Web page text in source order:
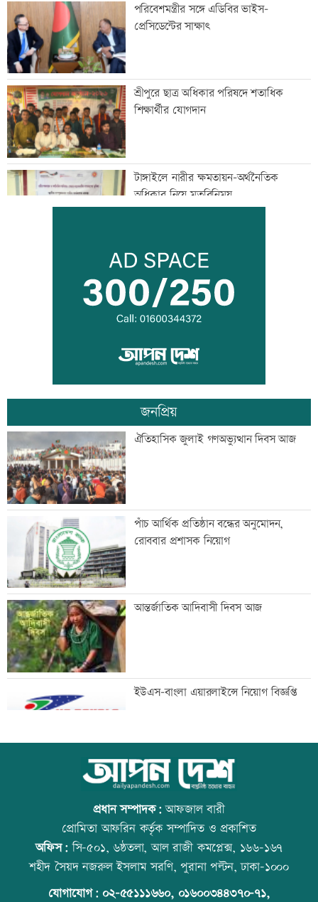
পরিবেশমন্ত্রীর সঙ্গে এডিবির ভাইস-
প্রেসিডেন্টের সাক্ষাৎ
শ্রীপুরে ছাত্র অধিকার পরিষদে শতাধিক
শিক্ষার্থীর যোগদান
টাঙ্গাইলে নারীর ক্ষমতায়ন-অর্থনৈতিক
অধিকার নিয়ে মতবিনিময়
কুমিল্লা বোর্ডে পাসের হারে তলানিতে
নোয়াখালী
পঞ্চগড়ে ৩ শিক্ষাপ্রতিষ্ঠানের কেউ পাস করেনি
সিটি করপোরেশনের জনসম্পৃক্ততায়
গণমাধ্যমের সহায়তা প্রয়োজন: ডিএসসিসি
ব্যাংক রেজল্যুশন, ভিসা নীতি-মানবাধিকার
কমিশন আইন অনুমোদন
রেলস্টেশনে বুকিং সহকারীদের মানববন্ধন
জনগণ স্বৈরাচার-সন্ত্রাসের বিরুদ্ধে ঐক্যবদ্ধ:
জামায়াত আমীর
লক্ষ্মীপুরে সপ্তাহব্যাপী বৃক্ষরোপণ অভিযান-
বৃক্ষমেলা
বিআইএ-বীমা ফোরামের সঙ্গে আইডিআরএ’র
মতবিনিময়
জনপ্রিয়
ঐতিহাসিক জুলাই গণঅভ্যুত্থান দিবস আজ
পাঁচ আর্থিক প্রতিষ্ঠান বন্ধের অনুমোদন,
রোববার প্রশাসক নিয়োগ
আন্তর্জাতিক আদিবাসী দিবস আজ
ইউএস-বাংলা এয়ারলাইন্সে নিয়োগ বিজ্ঞপ্তি
কাঁচা মরিচের দাম কমলেও ডিমের দাম
আজ স্বর্ণ-রুপা যে দামে বিক্রি হচ্ছে
প্রধান সম্পাদক:আফজাল বারী
প্রোমিতা আফরিন কর্তৃক সম্পাদিত ও প্রকাশিত
অফিস:সি-৫০১, ৬ষ্ঠতলা, আল রাজী কমপ্লেক্স, ১৬৬-১৬৭
শহীদ সৈয়দ নজরুল ইসলাম সরণি, পুরানা পল্টন, ঢাকা-১০০০
যোগাযোগ: ০২-৫৫১১১৬৬০, ০১৬০০৩৪৪৩৭০-৭১,